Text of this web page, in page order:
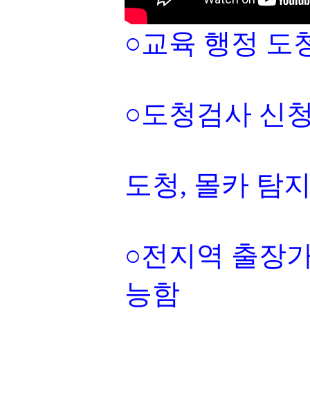
○교육 행정 도
○도청검사 신
도청, 몰카 탐
○전지역 출장
능함